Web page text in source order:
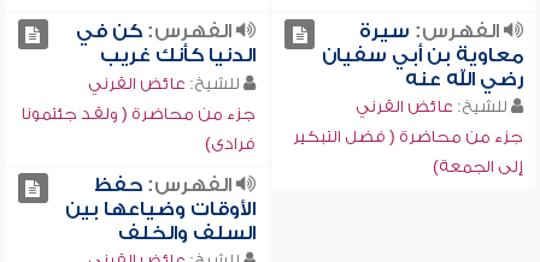
الفهرس: سيرة
معاوية بن أبي سفيان
رضي الله عنه
للشيخ: عائض القرني
جزء من محاضرة ( فضل التبكير
إلى الجمعة)
الفهرس:كن في
الدنيا كأنك غريب
للشيخ: عائض القرني
جزء من محاضرة ( ولقد جئتمونا
فرادى)
الفهرس:حفظ
الأوقات وضياعها بين
السلف والخلف